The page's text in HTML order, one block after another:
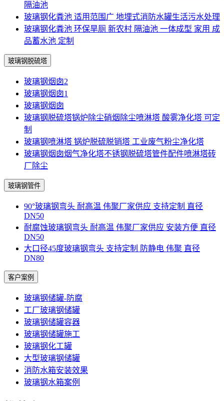
隔油池
玻璃钢化粪池 适用范围广 地埋式消防水罐生活污水处理
玻璃钢化粪池 环保旱厕 新农村 隔油池 一体成型 家用 成
品蓄水池 定制
玻璃钢脱硫塔
玻璃钢烟囱2
玻璃钢烟囱1
玻璃钢烟囱
玻璃钢脱硫塔锅炉除尘硝烟除尘喷淋塔 酸雾净化塔 可定
制
玻璃钢喷淋塔 锅炉脱硫脱销塔 工业废气粉尘净化塔
玻璃钢烟囱烟气净化塔不锈钢脱硫塔管件配件喷淋塔砖
厂除尘
玻璃钢管件
90°玻璃钢弯头 耐高温 伟聚厂家供应 支持定制 直径
DN50
耐腐蚀玻璃钢弯头 耐高温 伟聚厂家供应 安装方便 直径
DN50
大口径45度玻璃钢弯头 支持定制 防静电 伟聚 直径
DN80
客户案例
玻璃钢储罐-防腐
工厂玻璃钢储罐
玻璃钢储罐容器
玻璃钢储罐施工
玻璃钢化工罐
大型玻璃钢储罐
消防水箱安装效果
玻璃钢水箱案例